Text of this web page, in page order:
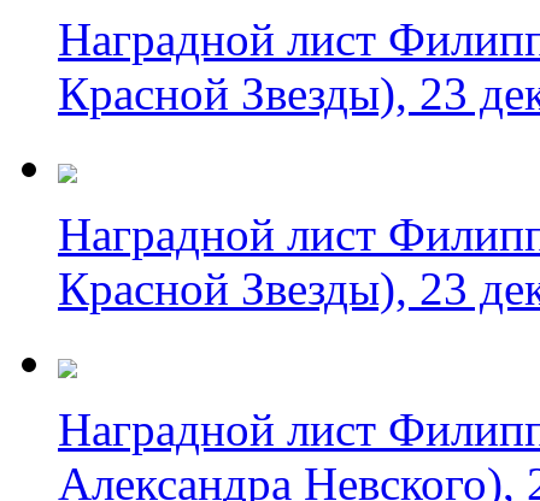
Наградной лист
Красной Звезды), 23
Наградной лист
Красной Звезды), 23
Наградной лист
Александра Невского),